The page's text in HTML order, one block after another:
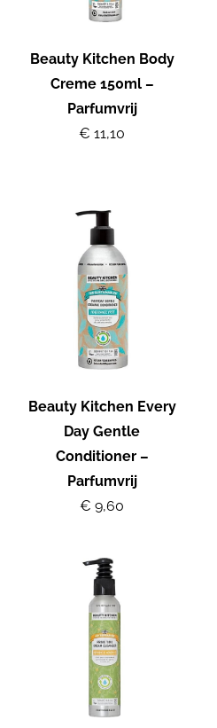
Beauty Kitchen Body
Creme 150ml –
Parfumvrij
€ 11,10
Beauty Kitchen Every
Day Gentle
Conditioner –
Parfumvrij
€ 9,60